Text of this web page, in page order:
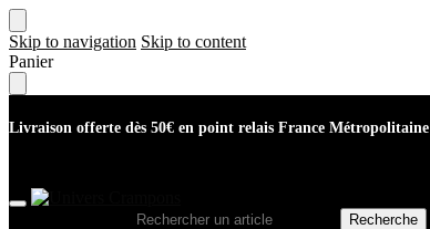
Skip to navigation Skip to content
Panier
Livraison offerte dès 50€ en point relais France Métropolitaine
Recherche